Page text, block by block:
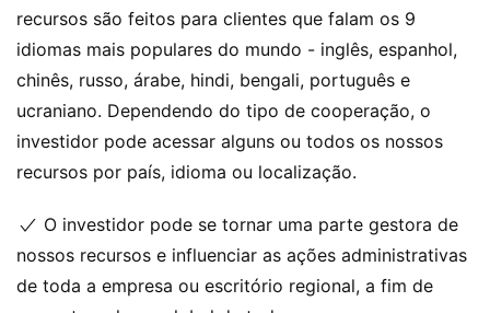
recursos são feitos para clientes que falam os 9
idiomas mais populares do mundo - inglês, espanhol,
chinês, russo, árabe, hindi, bengali, português e
ucraniano. Dependendo do tipo de cooperação, o
investidor pode acessar alguns ou todos os nossos
recursos por país, idioma ou localização.
O investidor pode se tornar uma parte gestora de
nossos recursos e influenciar as ações administrativas
de toda a empresa ou escritório regional, a fim de